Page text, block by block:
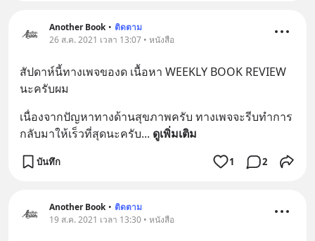
Another Book • ติดตาม
26 ส.ค. 2021 เวลา 13:07 • หนังสือ
สัปดาห์นี้ทางเพจของด เนื้อหา WEEKLY BOOK REVIEW
นะครับผม
เนื่องจากปัญหาทางด้านสุขภาพครับ ทางเพจจะรีบทำการ
กลับมาให้เร็วที่สุดนะครับ... ดูเพิ่มเติม
บันทึก 1 2
Another Book • ติดตาม
19 ส.ค. 2021 เวลา 13:30 • หนังสือ